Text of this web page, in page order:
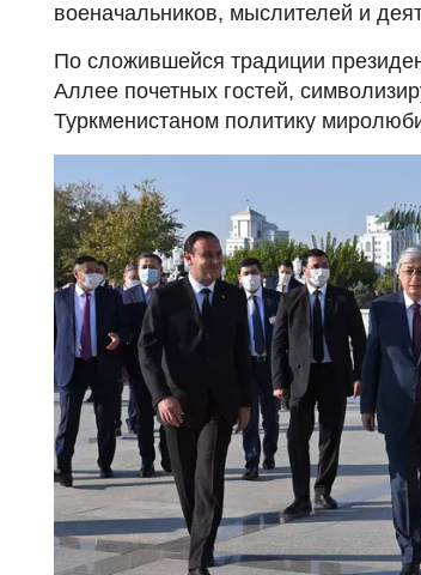
военачальников, мыслителей и
По сложившейся традиции
Аллее почетных гостей,
Туркменистаном политику